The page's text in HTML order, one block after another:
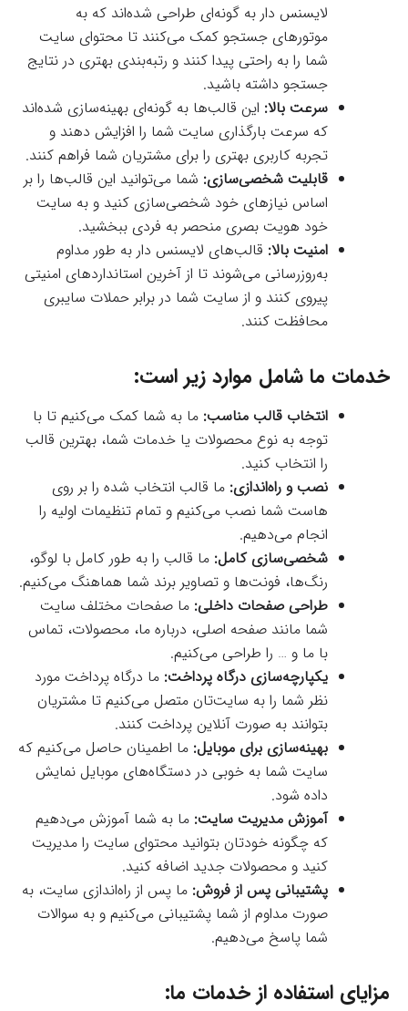
لایسنس دار به گونه‌ای طراحی شده‌اند که به
موتورهای جستجو کمک می‌کنند تا محتوای سایت
شما را به راحتی پیدا کنند و رتبه‌بندی بهتری در نتایج
جستجو داشته باشید.
سرعت بالا: این قالب‌ها به گونه‌ای بهینه‌سازی شده‌اند
که سرعت بارگذاری سایت شما را افزایش دهند و
تجربه کاربری بهتری را برای مشتریان شما فراهم کنند.
قابلیت شخصی‌سازی: شما می‌توانید این قالب‌ها را بر
اساس نیازهای خود شخصی‌سازی کنید و به سایت
خود هویت بصری منحصر به فردی ببخشید.
امنیت بالا: قالب‌های لایسنس دار به طور مداوم
به‌روزرسانی می‌شوند تا از آخرین استانداردهای امنیتی
پیروی کنند و از سایت شما در برابر حملات سایبری
محافظت کنند.
خدمات ما شامل موارد زیر است:
انتخاب قالب مناسب: ما به شما کمک می‌کنیم تا با
توجه به نوع محصولات یا خدمات شما، بهترین قالب
را انتخاب کنید.
نصب و راه‌اندازی: ما قالب انتخاب شده را بر روی
هاست شما نصب می‌کنیم و تمام تنظیمات اولیه را
انجام می‌دهیم.
شخصی‌سازی کامل: ما قالب را به طور کامل با لوگو،
رنگ‌ها، فونت‌ها و تصاویر برند شما هماهنگ می‌کنیم.
طراحی صفحات داخلی: ما صفحات مختلف سایت
شما مانند صفحه اصلی، درباره ما، محصولات، تماس
با ما و … را طراحی می‌کنیم.
یکپارچه‌سازی درگاه پرداخت: ما درگاه پرداخت مورد
نظر شما را به سایت‌تان متصل می‌کنیم تا مشتریان
بتوانند به صورت آنلاین پرداخت کنند.
بهینه‌سازی برای موبایل: ما اطمینان حاصل می‌کنیم که
سایت شما به خوبی در دستگاه‌های موبایل نمایش
داده شود.
آموزش مدیریت سایت: ما به شما آموزش می‌دهیم
که چگونه خودتان بتوانید محتوای سایت را مدیریت
کنید و محصولات جدید اضافه کنید.
پشتیبانی پس از فروش: ما پس از راه‌اندازی سایت، به
صورت مداوم از شما پشتیبانی می‌کنیم و به سوالات
شما پاسخ می‌دهیم.
مزایای استفاده از خدمات ما: